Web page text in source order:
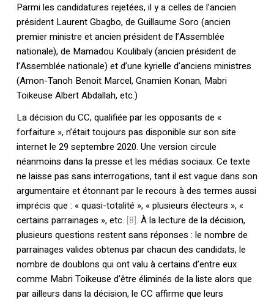
Parmi les candidatures rejetées, il y a celles de l’ancien
président Laurent Gbagbo, de Guillaume Soro (ancien
premier ministre et ancien président de l’Assemblée
nationale), de Mamadou Koulibaly (ancien président de
l’Assemblée nationale) et d’une kyrielle d’anciens ministres
(Amon-Tanoh Benoit Marcel, Gnamien Konan, Mabri
Toikeuse Albert Abdallah, etc.)
La décision du CC, qualifiée par les opposants de «
forfaiture », n’était toujours pas disponible sur son site
internet le 29 septembre 2020. Une version circule
néanmoins dans la presse et les médias sociaux. Ce texte
ne laisse pas sans interrogations, tant il est vague dans son
argumentaire et étonnant par le recours à des termes aussi
imprécis que : « quasi-totalité », « plusieurs électeurs », «
certains parrainages », etc. [8]. À la lecture de la décision,
plusieurs questions restent sans réponses : le nombre de
parrainages valides obtenus par chacun des candidats, le
nombre de doublons qui ont valu à certains d’entre eux
comme Mabri Toikeuse d’être éliminés de la liste alors que
par ailleurs dans la décision, le CC affirme que leurs